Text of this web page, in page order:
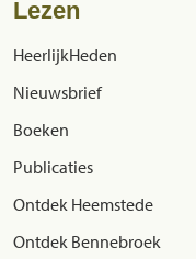
Lezen
HeerlijkHeden
Nieuwsbrief
Boeken
Publicaties
Ontdek Heemstede
Ontdek Bennebroek